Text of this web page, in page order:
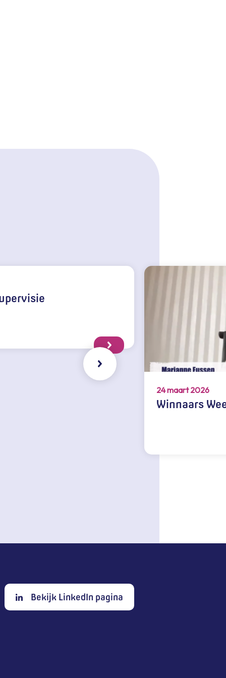
24 maart 2026
Winnaars
Bekijk LinkedIn pagina